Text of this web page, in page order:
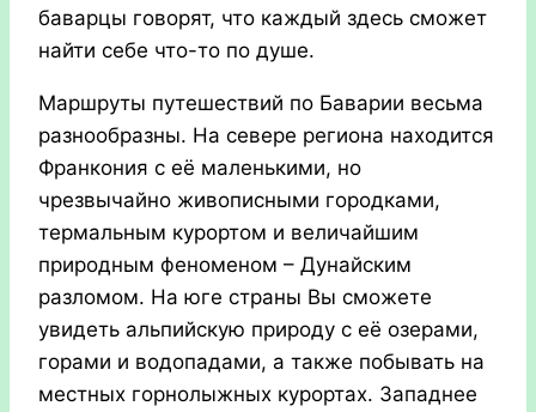
баварцы говорят, что каждый здесь сможет
найти себе что-то по душе.
Маршруты путешествий по Баварии весьма
разнообразны. На севере региона находится
Франкония с её маленькими, но
чрезвычайно живописными городками,
термальным курортом и величайшим
природным феноменом – Дунайским
разломом. На юге страны Вы сможете
увидеть альпийскую природу с её озерами,
горами и водопадами, а также побывать на
местных горнолыжных курортах. Западнее